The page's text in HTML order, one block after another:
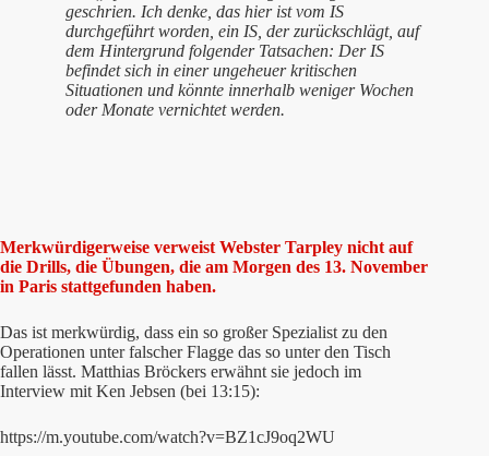
geschrien. Ich denke, das hier ist vom IS
durchgeführt worden, ein IS, der zurückschlägt, auf
dem Hintergrund folgender Tatsachen: Der IS
befindet sich in einer ungeheuer kritischen
Situationen und könnte innerhalb weniger Wochen
oder Monate vernichtet werden.
Merkwürdigerweise verweist Webster Tarpley nicht auf
die Drills, die Übungen, die am Morgen des 13. November
in Paris stattgefunden haben.
Das ist merkwürdig, dass ein so großer Spezialist zu den
Operationen unter falscher Flagge das so unter den Tisch
fallen lässt. Matthias Bröckers erwähnt sie jedoch im
Interview mit Ken Jebsen (bei 13:15):
https://m.youtube.com/watch?v=BZ1cJ9oq2WU